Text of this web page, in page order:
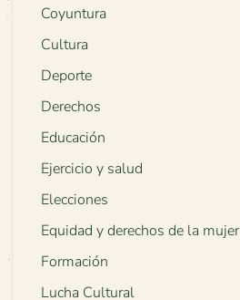
Coyuntura
Cultura
Deporte
Derechos
Educación
Ejercicio y salud
Elecciones
Equidad y derechos de la mujer
Formación
Lucha Cultural